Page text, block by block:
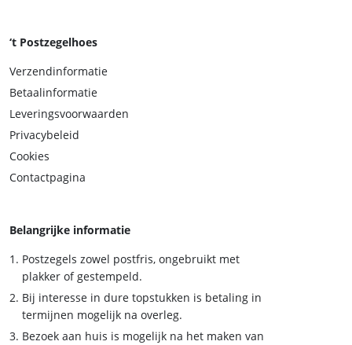
‘t Postzegelhoes
Verzendinformatie
Betaalinformatie
Leveringsvoorwaarden
Privacybeleid
Cookies
Contactpagina
Belangrijke informatie
Postzegels zowel postfris, ongebruikt met
plakker of gestempeld.
Bij interesse in dure topstukken is betaling in
termijnen mogelijk na overleg.
Bezoek aan huis is mogelijk na het maken van